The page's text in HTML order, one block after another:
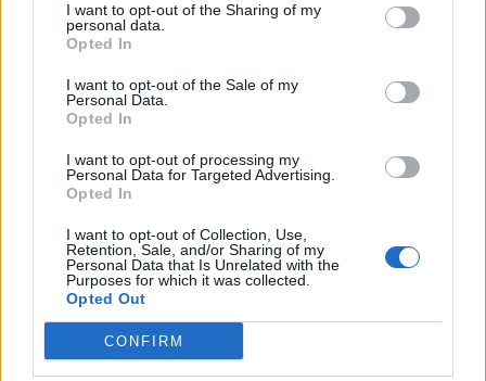
I want to opt-out of the Sharing of my
personal data.
Opted In
I want to opt-out of the Sale of my
Personal Data.
Opted In
I want to opt-out of processing my
Personal Data for Targeted Advertising.
Opted In
I want to opt-out of Collection, Use,
Retention, Sale, and/or Sharing of my
Personal Data that Is Unrelated with the
Purposes for which it was collected.
Opted Out
CONFIRM
ΓΙΩΡΓΟΣ ΠΑΠΠΟΥΣ /06 Αυγ 2026
Οι 10 προτάσεις του Εμπορικού Συλλόγου